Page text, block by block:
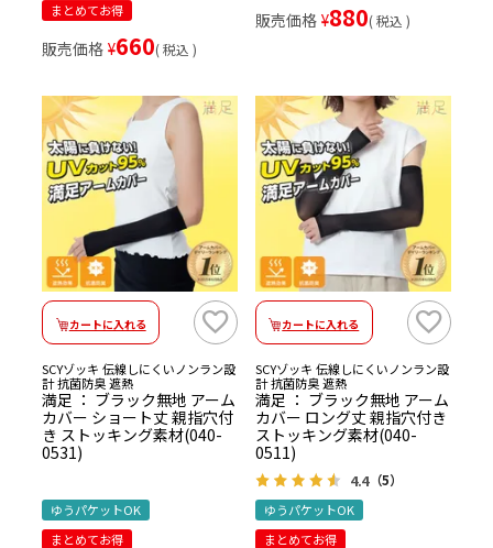
まとめてお得
販売価格 ¥660 税込
販売価格 ¥880 税込
カートに入れる
SCYゾッキ 伝線しにくいノンラン設
計 抗菌防臭 遮熱
満足 ： ブラック無地 アーム
カバー ショート丈 親指穴付
き ストッキング素材(040-
0531)
ゆうパケットOK
まとめてお得
カートに入れる
SCYゾッキ 伝線しにくいノンラン設
計 抗菌防臭 遮熱
満足 ： ブラック無地 アーム
カバー ロング丈 親指穴付き
ストッキング素材(040-
0511)
4.4（5）
ゆうパケットOK
まとめてお得